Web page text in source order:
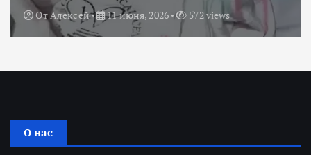
ОтАлексей 11 июня, 2026 572 views
О нас